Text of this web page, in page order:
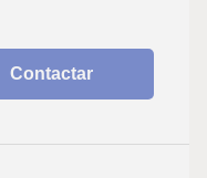
Contactar